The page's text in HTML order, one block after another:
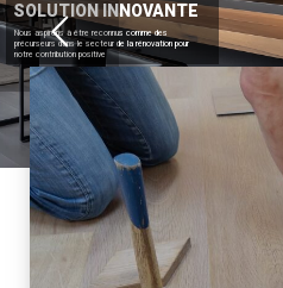
SOLUTION INNOVANTE
Nous aspirons à être reconnus comme des
précurseurs dans le secteur de la rénovation pour
notre contribution positive